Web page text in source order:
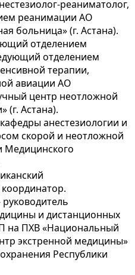
реаниматолог,
реанимации АО
больница» (г. Астана).
отделением
отделением
терапии,
авиации АО
центр неотложной
(г. Астана).
анестезиологии и
скорой и неотложной
руководитель
и дистанционных
на ПХВ «Национальный
экстренной медицины»
Республики